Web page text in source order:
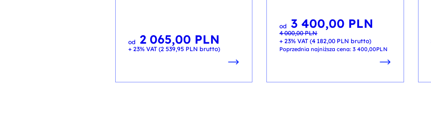
od 2 065,00 PLN
+ 23% VAT (2 539,95 PLN brutto)
od
4 000,00PLN
Pierwotna
cena
wynosiła:
4 000,00 PLN.
3 400,00 PLN
Aktualna
cena
wynosi:
3 400,00 PLN.
+ 23% VAT (4 182,00 PLN brutto)
Poprzednia najniższa cena:3 400,00PLN